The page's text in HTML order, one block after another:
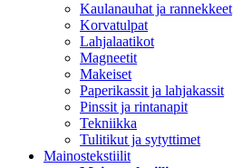
Kaulanauhat ja rannekkeet
Korvatulpat
Lahjalaatikot
Magneetit
Makeiset
Paperikassit ja lahjakassit
Pinssit ja rintanapit
Tekniikka
Tulitikut ja sytyttimet
Mainostekstiilit